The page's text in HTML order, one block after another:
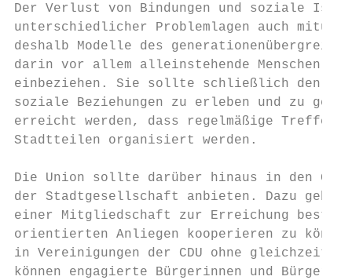
Der Verlust von Bindungen und soziale
unterschiedlicher Problemlagen auch
deshalb Modelle des
darin vor allem alleinstehende Menschen
einbeziehen. Sie sollte schließlich den
soziale Beziehungen zu erleben und zu
erreicht werden, dass regelmäßige Treffen
Stadtteilen organisiert werden.
Die Union sollte darüber hinaus in den
der Stadtgesellschaft anbieten. Dazu
einer Mitgliedschaft zur Erreichung
orientierten Anliegen kooperieren zu
in Vereinigungen der CDU ohne
können engagierte Bürgerinnen und Bürger